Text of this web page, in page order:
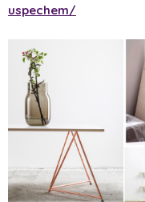
uspechem/